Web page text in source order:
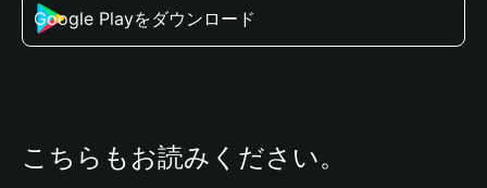
Google Playをダウンロード
こちらもお読みください。